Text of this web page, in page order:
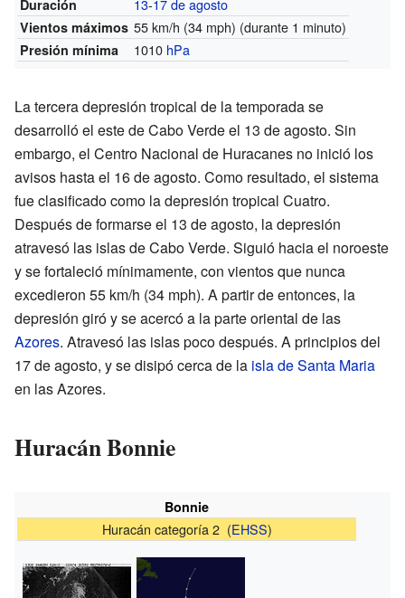
Duración 13-17 de agosto
Vientos máximos 55 km/h (34 mph) (durante 1 minuto)
Presión mínima 1010 hPa
La tercera depresión tropical de la temporada se
desarrolló el este de Cabo Verde el 13 de agosto. Sin
embargo, el Centro Nacional de Huracanes no inició los
avisos hasta el 16 de agosto. Como resultado, el sistema
fue clasificado como la depresión tropical Cuatro.
Después de formarse el 13 de agosto, la depresión
atravesó las islas de Cabo Verde. Siguió hacia el noroeste
y se fortaleció mínimamente, con vientos que nunca
excedieron 55 km/h (34 mph). A partir de entonces, la
depresión giró y se acercó a la parte oriental de las
Azores. Atravesó las islas poco después. A principios del
17 de agosto, y se disipó cerca de la isla de Santa Maria
en las Azores.
Huracán Bonnie
Bonnie
Huracán categoría 2 (EHSS)